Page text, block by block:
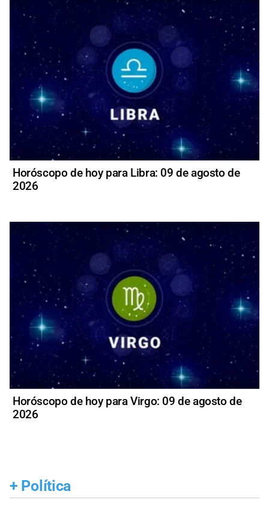
Horóscopo de hoy para Libra: 09 de agosto de
2026
Horóscopo de hoy para Virgo: 09 de agosto de
2026
+ Política